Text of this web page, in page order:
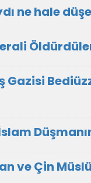
ne hale
Gazisi
ve Çin